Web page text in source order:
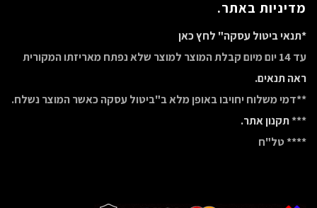
מדיניות באתר.
*תנאי ביטול עסקה" לחץ כאן
עד 14 יום מיום קבלת המוצר למוצר שלא נפתח מאריזתו המקורית
ראה תנאים.
**דמי משלוח יחויבו באופן מלא ב"ביטול עסקה כאשר המוצר נשלח.
***תקנון אתר.
**** טל"ח